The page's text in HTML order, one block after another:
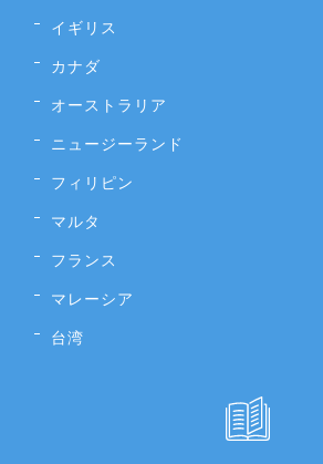
イギリス
カナダ
オーストラリア
ニュージーランド
フィリピン
マルタ
フランス
マレーシア
台湾